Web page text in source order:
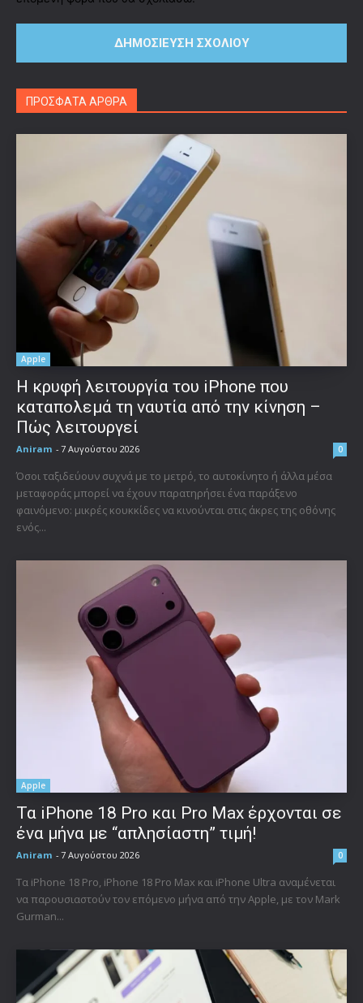
ΠΡΟΣΦΑΤΑ ΑΡΘΡΑ
Apple
Η κρυφή λειτουργία του iPhone που
καταπολεμά τη ναυτία από την κίνηση –
Πώς λειτουργεί
Aniram - 7 Αυγούστου 2026 0
Όσοι ταξιδεύουν συχνά με το μετρό, το αυτοκίνητο ή άλλα μέσα
μεταφοράς μπορεί να έχουν παρατηρήσει ένα παράξενο
φαινόμενο: μικρές κουκκίδες να κινούνται στις άκρες της οθόνης
ενός...
Apple
Τα iPhone 18 Pro και Pro Max έρχονται σε
ένα μήνα με “απλησίαστη” τιμή!
Aniram - 7 Αυγούστου 2026 0
Τα iPhone 18 Pro, iPhone 18 Pro Max και iPhone Ultra αναμένεται
να παρουσιαστούν τον επόμενο μήνα από την Apple, με τον Mark
Gurman...